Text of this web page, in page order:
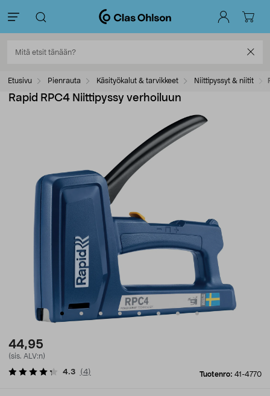
Etusivu Pienrauta Käsityökalut & tarvikkeet Niittipyssyt & niitit
Rapid RPC4 Niittipyssy verhoiluun
44,95
(sis. ALV:n)
Tuotenro: 41-4770
4.3 (4)